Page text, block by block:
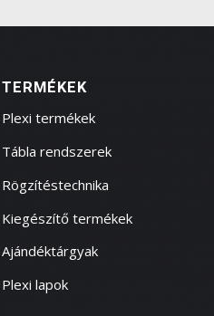
TERMÉKEK
Plexi termékek
Tábla rendszerek
Rögzítéstechnika
Kiegészítő termékek
Ajándéktárgyak
Plexi lapok